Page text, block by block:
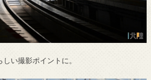
い撮影ポイントに。